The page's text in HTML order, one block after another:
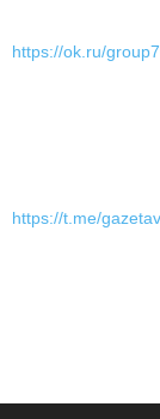
https://ok.ru/
https://t.me/